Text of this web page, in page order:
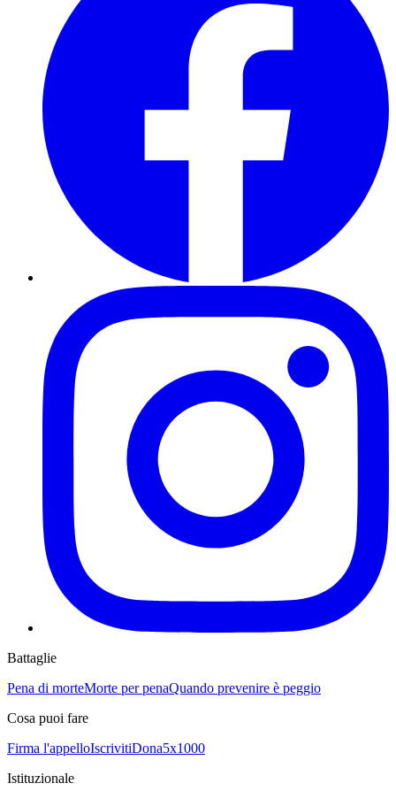
Battaglie
Pena di morteMorte per penaQuando prevenire è peggio
Cosa puoi fare
Firma l'appelloIscrivitiDona5x1000
Istituzionale